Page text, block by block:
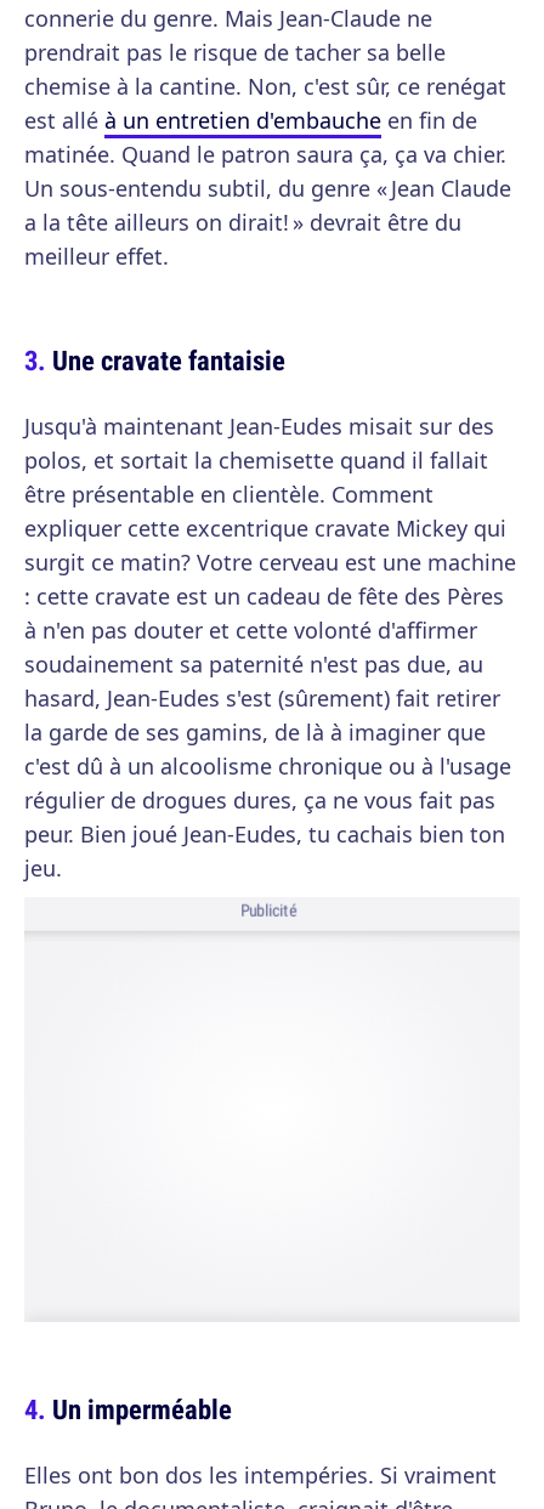
connerie du genre. Mais Jean-Claude ne
prendrait pas le risque de tacher sa belle
chemise à la cantine. Non, c'est sûr, ce renégat
est allé à un entretien d'embauche en fin de
matinée. Quand le patron saura ça, ça va chier.
Un sous-entendu subtil, du genre « Jean Claude
a la tête ailleurs on dirait! » devrait être du
meilleur effet.
Une cravate fantaisie
Jusqu'à maintenant Jean-Eudes misait sur des
polos, et sortait la chemisette quand il fallait
être présentable en clientèle. Comment
expliquer cette excentrique cravate Mickey qui
surgit ce matin? Votre cerveau est une machine
: cette cravate est un cadeau de fête des Pères
à n'en pas douter et cette volonté d'affirmer
soudainement sa paternité n'est pas due, au
hasard, Jean-Eudes s'est (sûrement) fait retirer
la garde de ses gamins, de là à imaginer que
c'est dû à un alcoolisme chronique ou à l'usage
régulier de drogues dures, ça ne vous fait pas
peur. Bien joué Jean-Eudes, tu cachais bien ton
jeu.
Publicité
Un imperméable
Elles ont bon dos les intempéries. Si vraiment